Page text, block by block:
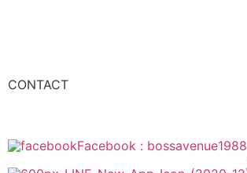
CONTACT
Facebook : bossavenue1988